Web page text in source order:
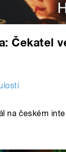
Čekatel
na českém